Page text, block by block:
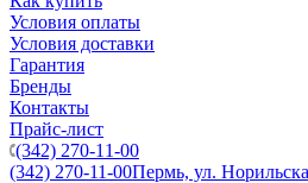
Условия оплаты
Условия доставки
Гарантия
Бренды
Контакты
Прайс-лист
(342) 270-11-00
(342) 270-11-00Пермь, ул.